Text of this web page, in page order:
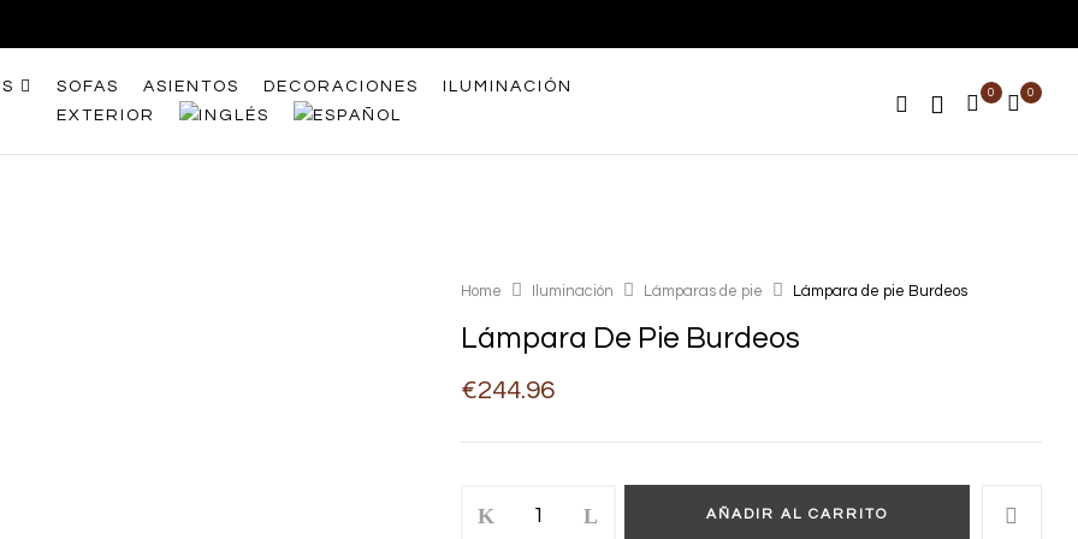
SOFAS ASIENTOS DECORACIONES
ILUMINACIÓN
EXTERIOR
0 0
Home Iluminación Lámparas de pie Lámpara de pie Burdeos
Lámpara De Pie Burdeos
€244.96
AÑADIR AL CARRITO